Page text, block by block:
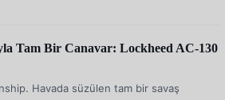
Tam Bir Canavar: Lockheed AC-130
Havada süzülen tam bir savaş